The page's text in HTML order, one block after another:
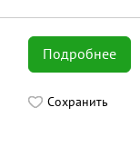
Подробнее
Сохранить